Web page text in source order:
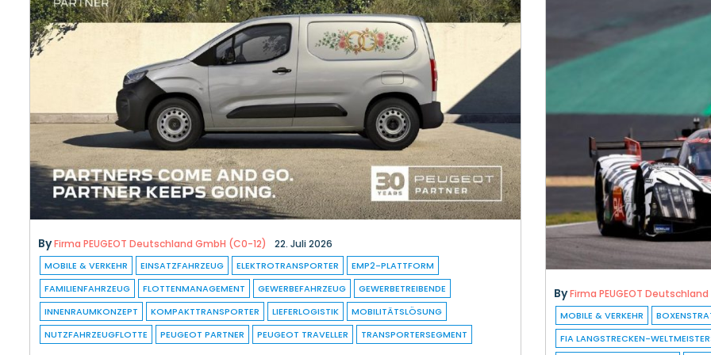
ByFirma PEUGEOT Deutschland GmbH (C0-12) 22. Juli 2026
MOBILE & VERKEHR EINSATZFAHRZEUG ELEKTROTRANSPORTER
EMP2-PLATTFORM
FAMILIENFAHRZEUG
FLOTTENMANAGEMENT GEWERBEFAHRZEUG
GEWERBETREIBENDE
INNENRAUMKONZEPT
KOMPAKTTRANSPORTER LIEFERLOGISTIK
MOBILITÄTSLÖSUNG
NUTZFAHRZEUGFLOTTE
PEUGEOT PARTNER PEUGEOT TRAVELLER TRANSPORTERSEGMENT
ByFirma PEUGEOT
MOBILE & VERKEHR
FIA LANGSTRECKEN-